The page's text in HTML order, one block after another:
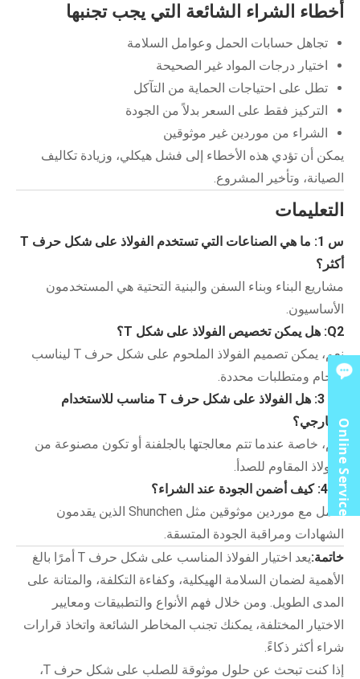
أخطاء الشراء الشائعة التي يجب تجنبها
تجاهل حسابات الحمل وعوامل السلامة
اختيار درجات المواد غير الصحيحة
تطل على احتياجات الحماية من التآكل
التركيز فقط على السعر بدلاً من الجودة
الشراء من موردين غير موثوقين
يمكن أن تؤدي هذه الأخطاء إلى فشل هيكلي، وزيادة تكاليف
الصيانة، وتأخير المشروع.
التعليمات
س 1: ما هي الصناعات التي تستخدم الفولاذ على شكل حرف T
أكثر؟
مشاريع البناء وبناء السفن والبنية التحتية هي المستخدمون
الأساسيون.
Q2: هل يمكن تخصيص الفولاذ على شكل T؟
نعم، يمكن تصميم الفولاذ الملحوم على شكل حرف T ليناسب
أحجام ومتطلبات محددة.
س 3: هل الفولاذ على شكل حرف T مناسب للاستخدام
الخارجي؟
نعم، خاصة عندما تتم معالجتها بالجلفنة أو تكون مصنوعة من
الفولاذ المقاوم للصدأ.
س4: كيف أضمن الجودة عند الشراء؟
اعمل مع موردين موثوقين مثل Shunchen الذين يقدمون
الشهادات ومراقبة الجودة المتسقة.
خاتمة:
يعد اختيار الفولاذ المناسب على شكل حرف T أمرًا بالغ
الأهمية لضمان السلامة الهيكلية، وكفاءة التكلفة، والمتانة على
المدى الطويل. ومن خلال فهم الأنواع والتطبيقات ومعايير
الاختيار المختلفة، يمكنك تجنب المخاطر الشائعة واتخاذ قرارات
شراء أكثر ذكاءً.
إذا كنت تبحث عن حلول موثوقة للصلب على شكل حرف T،
Online Service